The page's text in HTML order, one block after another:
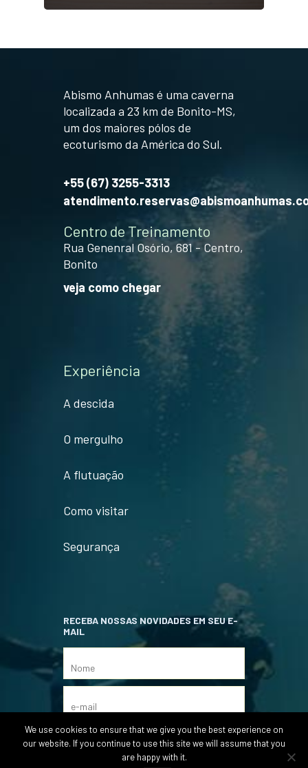
Abismo Anhumas é uma caverna
localizada a 23 km de Bonito-MS,
um dos maiores pólos de
ecoturismo da América do Sul.
+55 (67) 3255-3313
Centro de Treinamento
Rua Genenral Osório, 681 - Centro,
Bonito
veja como chegar
Experiência
A descida
O mergulho
A flutuação
Como visitar
Segurança
RECEBA NOSSAS NOVIDADES EM SEU E-
MAIL
We use cookies to ensure that we give you the best experience on
our website. If you continue to use this site we will assume that you
are happy with it.